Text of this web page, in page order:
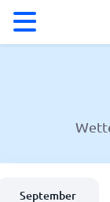
Wetter in
September